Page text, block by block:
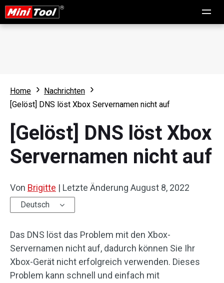
Home
Nachrichten
[Gelöst] DNS löst Xbox Servernamen nicht auf
[Gelöst] DNS löst Xbox
Servernamen nicht auf
Von Brigitte | Letzte Änderung August 8, 2022
Deutsch
Das DNS löst das Problem mit den Xbox-
Servernamen nicht auf, dadurch können Sie Ihr
Xbox-Gerät nicht erfolgreich verwenden. Dieses
Problem kann schnell und einfach mit